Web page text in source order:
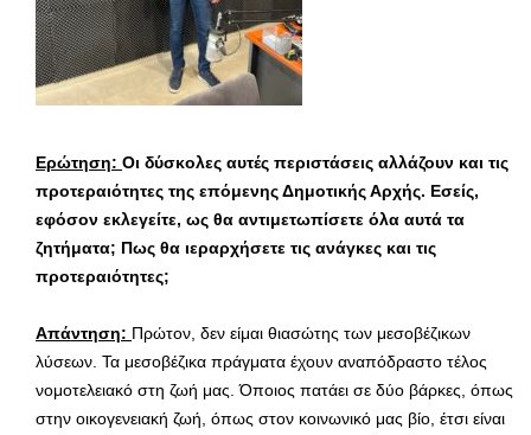
Ερώτηση: Οι δύσκολες αυτές περιστάσεις αλλάζουν και τις
προτεραιότητες της επόμενης Δημοτικής Αρχής. Εσείς,
εφόσον εκλεγείτε, ως θα αντιμετωπίσετε όλα αυτά τα
ζητήματα; Πως θα ιεραρχήσετε τις ανάγκες και τις
προτεραιότητες;
Απάντηση: Πρώτον, δεν είμαι θιασώτης των μεσοβέζικων
λύσεων. Τα μεσοβέζικα πράγματα έχουν αναπόδραστο τέλος
νομοτελειακό στη ζωή μας. Όποιος πατάει σε δύο βάρκες, όπως
στην οικογενειακή ζωή, όπως στον κοινωνικό μας βίο, έτσι είναι